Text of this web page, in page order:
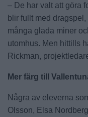
– De har valt att göra
blir fullt med
många glada miner
utomhus. Men hittills
Rickman,
Mer färg till
Några av eleverna
Olsson, Elsa